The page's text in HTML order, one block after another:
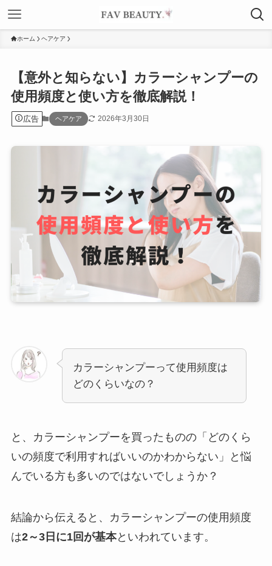
ホーム ヘアケア
【意外と知らない】カラーシャンプーの
使用頻度と使い方を徹底解説！
広告 ヘアケア 2026年3月30日
カラーシャンプーって使用頻度は
どのくらいなの？
と、カラーシャンプーを買ったものの「どのくら
いの頻度で利用すればいいのかわからない」と悩
んでいる方も多いのではないでしょうか？
結論から伝えると、カラーシャンプーの使用頻度
は2～3日に1回が基本といわれています。